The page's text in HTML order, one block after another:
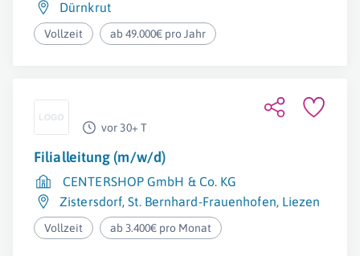
Dürnkrut
Vollzeit ab 49.000€ pro Jahr
vor 30+ T
Filialleitung (m/w/d)
CENTERSHOP GmbH & Co. KG
Zistersdorf,St. Bernhard-Frauenhofen, Liezen
Vollzeit ab 3.400€ pro Monat